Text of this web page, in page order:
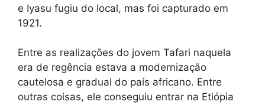
e Iyasu fugiu do local, mas foi capturado em
1921.
Entre as realizações do jovem Tafari naquela
era de regência estava a modernização
cautelosa e gradual do país africano. Entre
outras coisas, ele conseguiu entrar na Etiópia